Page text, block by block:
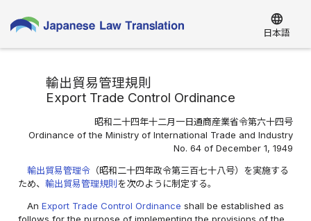
language
日本語
輸出貿易管理規則
Export Trade Control Ordinance
昭和二十四年十二月一日通商産業省令第六十四号
Ordinance of the Ministry of International Trade and Industry
No. 64 of December 1, 1949
輸出貿易管理令 （昭和二十四年政令第三百七十八号）を実施する
ため、輸出貿易管理規則を次のように制定する。
AnExport Trade Control Ordinance shall be established as